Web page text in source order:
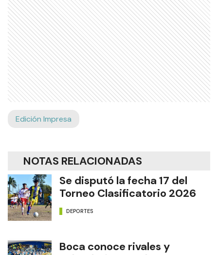
Edición Impresa
NOTAS RELACIONADAS
Se disputó la fecha 17 del
Torneo Clasificatorio 2026
DEPORTES
Boca conoce rivales y